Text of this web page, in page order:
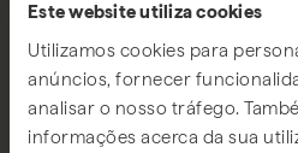
Este website utiliza cookies
Utilizamos cookies para
anúncios, fornecer
analisar o nosso tráfego.
informações acerca da sua